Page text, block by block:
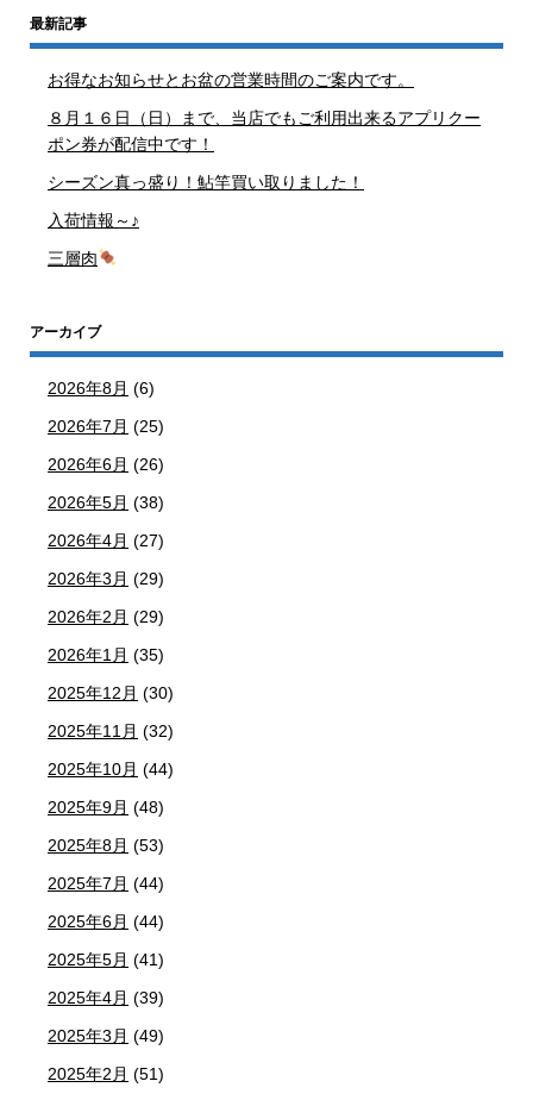
最新記事
お得なお知らせとお盆の営業時間のご案内です。
８月１６日（日）まで、当店でもご利用出来るアプリクー
ポン券が配信中です！
シーズン真っ盛り！鮎竿買い取りました！
入荷情報～♪
三層肉
アーカイブ
2026年8月 (6)
2026年7月 (25)
2026年6月 (26)
2026年5月 (38)
2026年4月 (27)
2026年3月 (29)
2026年2月 (29)
2026年1月 (35)
2025年12月 (30)
2025年11月 (32)
2025年10月 (44)
2025年9月 (48)
2025年8月 (53)
2025年7月 (44)
2025年6月 (44)
2025年5月 (41)
2025年4月 (39)
2025年3月 (49)
2025年2月 (51)